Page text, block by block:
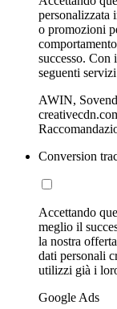
personalizzata
o promozioni
successo. Con
seguenti
AWIN,
Conversion
Accettando
meglio il
la nostra
dati personali
utilizzi già i
Google Ads